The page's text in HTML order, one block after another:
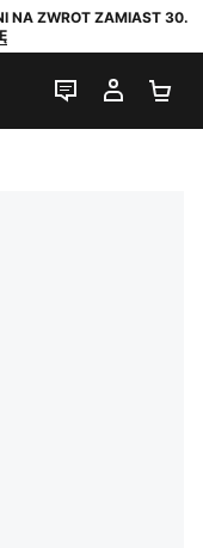
NA ZWROT ZAMIAST 30.
CZAT NA
MOJE